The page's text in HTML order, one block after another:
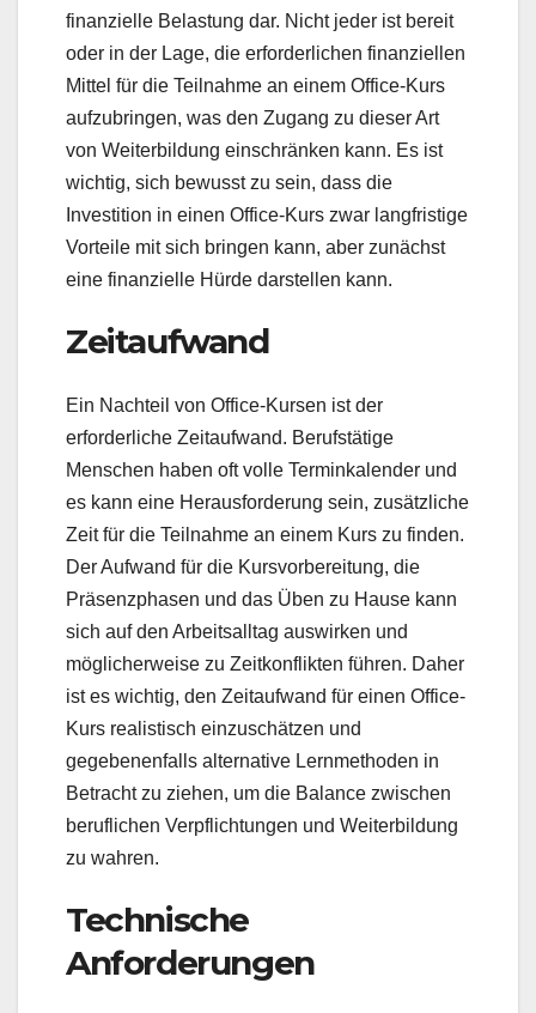
finanzielle Belastung dar. Nicht jeder ist bereit
oder in der Lage, die erforderlichen finanziellen
Mittel für die Teilnahme an einem Office-Kurs
aufzubringen, was den Zugang zu dieser Art
von Weiterbildung einschränken kann. Es ist
wichtig, sich bewusst zu sein, dass die
Investition in einen Office-Kurs zwar langfristige
Vorteile mit sich bringen kann, aber zunächst
eine finanzielle Hürde darstellen kann.
Zeitaufwand
Ein Nachteil von Office-Kursen ist der
erforderliche Zeitaufwand. Berufstätige
Menschen haben oft volle Terminkalender und
es kann eine Herausforderung sein, zusätzliche
Zeit für die Teilnahme an einem Kurs zu finden.
Der Aufwand für die Kursvorbereitung, die
Präsenzphasen und das Üben zu Hause kann
sich auf den Arbeitsalltag auswirken und
möglicherweise zu Zeitkonflikten führen. Daher
ist es wichtig, den Zeitaufwand für einen Office-
Kurs realistisch einzuschätzen und
gegebenenfalls alternative Lernmethoden in
Betracht zu ziehen, um die Balance zwischen
beruflichen Verpflichtungen und Weiterbildung
zu wahren.
Technische
Anforderungen